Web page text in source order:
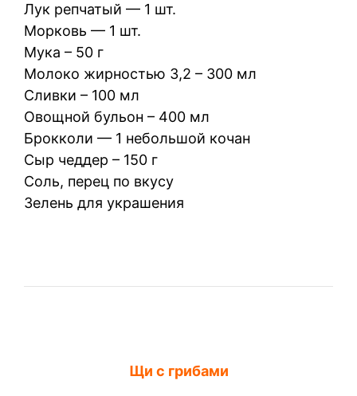
Лук репчатый — 1 шт.
Морковь — 1 шт.
Мука – 50 г
Молоко жирностью 3,2 – 300 мл
Сливки – 100 мл
Овощной бульон – 400 мл
Брокколи — 1 небольшой кочан
Сыр чеддер – 150 г
Соль, перец по вкусу
Зелень для украшения
Щи с грибами